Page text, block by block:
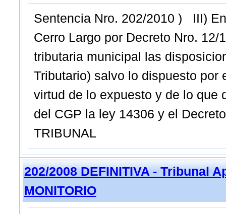
Sentencia Nro. 202/2010 ) III)
Cerro Largo por Decreto Nro.
tributaria municipal las
Tributario) salvo lo dispuesto
virtud de lo expuesto y de lo que
del CGP la ley 14306 y el
TRIBUNAL
202/2008 DEFINITIVA - Tribunal
MONITORIO